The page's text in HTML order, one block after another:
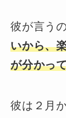
彼が言うの
いから、
が分かっ
彼は２月